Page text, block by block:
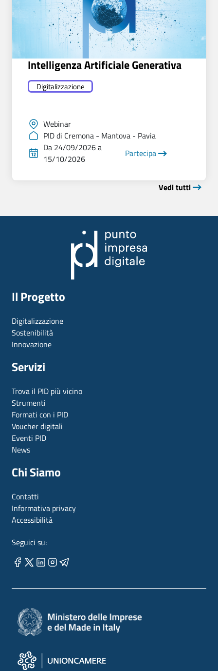
Intelligenza Artificiale Generativa
Digitalizzazione
Webinar
PID di Cremona - Mantova - Pavia
Da 24/09/2026 a
15/10/2026
Partecipa
Vedi tutti
Il Progetto
Digitalizzazione
Sostenibilità
Innovazione
Servizi
Trova il PID più vicino
Strumenti
Formati con i PID
Voucher digitali
Eventi PID
News
Chi Siamo
Contatti
Informativa privacy
Accessibilità
Seguici su: